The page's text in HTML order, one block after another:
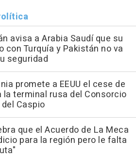
avisa a Arabia Saudí que su
con Turquía y Pakistán no va
seguridad
promete a EEUU el cese de
la terminal rusa del Consorcio
Caspio
que el Acuerdo de La Meca
para la región pero le falta